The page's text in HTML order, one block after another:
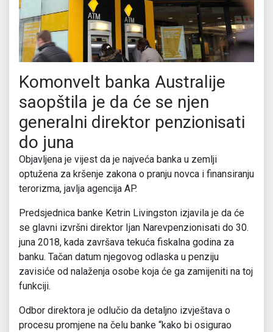
Komonvelt banka Australije
saopštila je da će se njen
generalni direktor penzionisati
do juna
Objavljena je vijest da je najveća banka u zemlji
optužena za kršenje zakona o pranju novca i finansiranju
terorizma, javlja agencija AP.
Predsjednica banke Ketrin Livingston izjavila je da će
se glavni izvršni direktor Ijan Narevpenzionisati do 30.
juna 2018, kada završava tekuća fiskalna godina za
banku. Tačan datum njegovog odlaska u penziju
zavisiće od nalaženja osobe koja će ga zamijeniti na toj
funkciji.
Odbor direktora je odlučio da detaljno izvještava o
procesu promjene na čelu banke “kako bi osigurao